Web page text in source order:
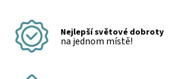
Nejlepší světové dobroty
na jednom místě!